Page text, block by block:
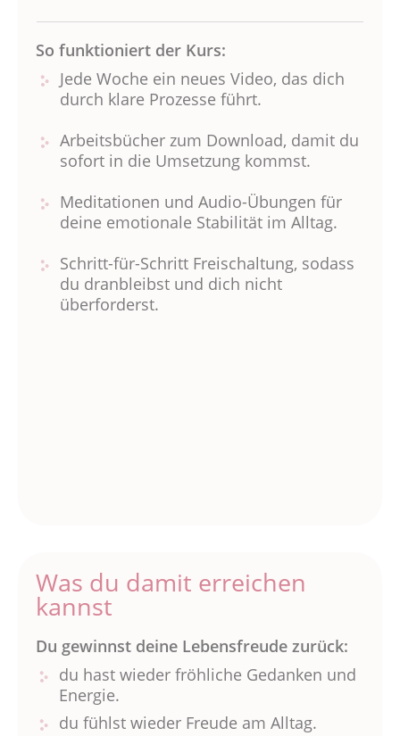
So funktioniert der Kurs:
Jede Woche ein neues Video, das dich
durch klare Prozesse führt.
Arbeitsbücher zum Download, damit du
sofort in die Umsetzung kommst.
Meditationen und Audio-Übungen für
deine emotionale Stabilität im Alltag.
Schritt-für-Schritt Freischaltung, sodass
du dranbleibst und dich nicht
überforderst.
Was du damit erreichen
kannst
Du gewinnst deine Lebensfreude zurück:
du hast wieder fröhliche Gedanken und
Energie.
du fühlst wieder Freude am Alltag.